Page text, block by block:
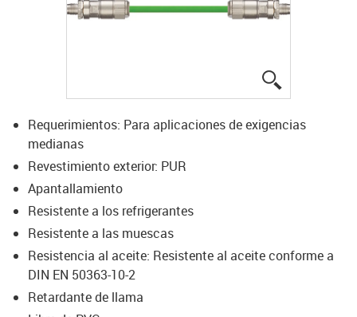
Requerimientos: Para aplicaciones de exigencias
medianas
Revestimiento exterior: PUR
Apantallamiento
Resistente a los refrigerantes
Resistente a las muescas
Resistencia al aceite: Resistente al aceite conforme a
DIN EN 50363-10-2
Retardante de llama